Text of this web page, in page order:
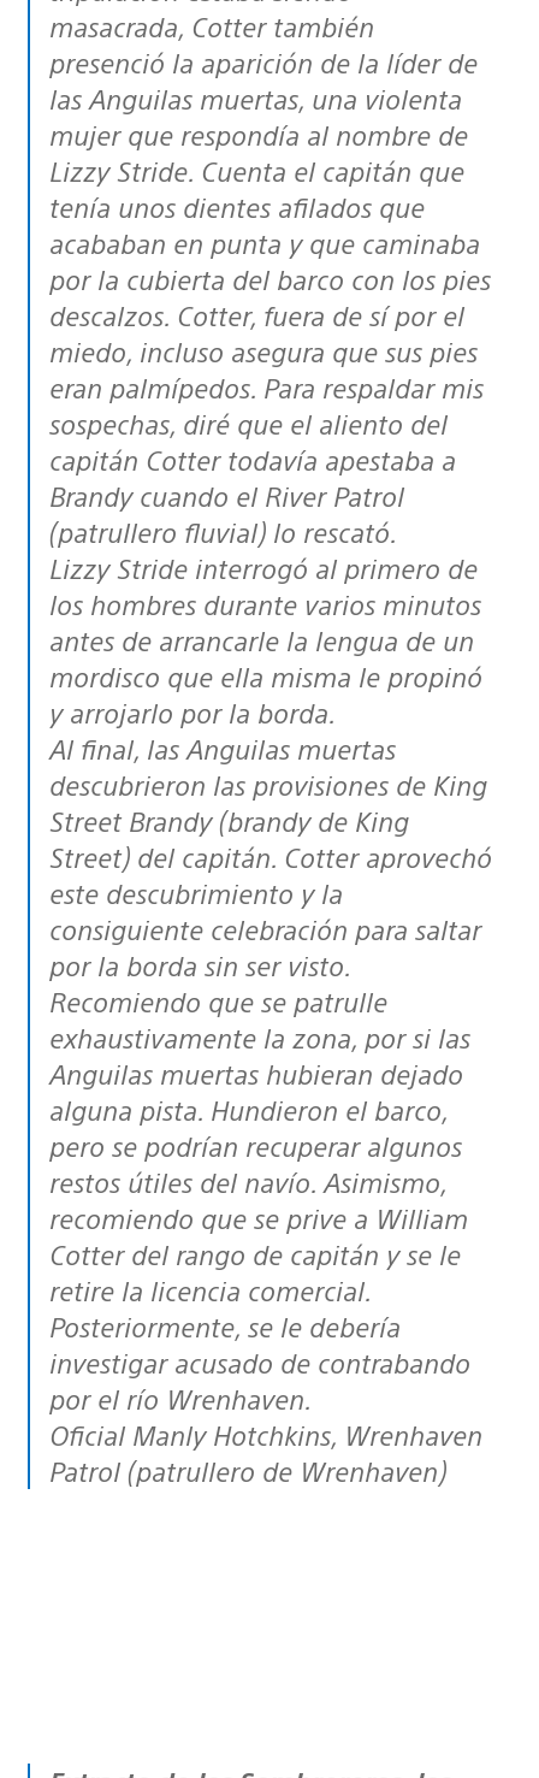
masacrada, Cotter también
presenció la aparición de la líder de
las Anguilas muertas, una violenta
mujer que respondía al nombre de
Lizzy Stride. Cuenta el capitán que
tenía unos dientes afilados que
acababan en punta y que caminaba
por la cubierta del barco con los pies
descalzos. Cotter, fuera de sí por el
miedo, incluso asegura que sus pies
eran palmípedos. Para respaldar mis
sospechas, diré que el aliento del
capitán Cotter todavía apestaba a
Brandy cuando el River Patrol
(patrullero fluvial) lo rescató.
Lizzy Stride interrogó al primero de
los hombres durante varios minutos
antes de arrancarle la lengua de un
mordisco que ella misma le propinó
y arrojarlo por la borda.
Al final, las Anguilas muertas
descubrieron las provisiones de King
Street Brandy (brandy de King
Street) del capitán. Cotter aprovechó
este descubrimiento y la
consiguiente celebración para saltar
por la borda sin ser visto.
Recomiendo que se patrulle
exhaustivamente la zona, por si las
Anguilas muertas hubieran dejado
alguna pista. Hundieron el barco,
pero se podrían recuperar algunos
restos útiles del navío. Asimismo,
recomiendo que se prive a William
Cotter del rango de capitán y se le
retire la licencia comercial.
Posteriormente, se le debería
investigar acusado de contrabando
por el río Wrenhaven.
Oficial Manly Hotchkins, Wrenhaven
Patrol (patrullero de Wrenhaven)